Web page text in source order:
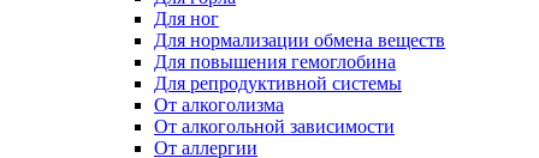
Для ног
Для нормализации обмена веществ
Для повышения гемоглобина
Для репродуктивной системы
От алкоголизма
От алкогольной зависимости
От аллергии